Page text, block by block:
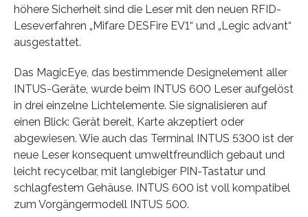
höhere Sicherheit sind die Leser mit den neuen RFID-
Leseverfahren „Mifare DESFire EV1“ und „Legic advant“
ausgestattet.
Das MagicEye, das bestimmende Designelement aller
INTUS-Geräte, wurde beim INTUS 600 Leser aufgelöst
in drei einzelne Lichtelemente. Sie signalisieren auf
einen Blick: Gerät bereit, Karte akzeptiert oder
abgewiesen. Wie auch das Terminal INTUS 5300 ist der
neue Leser konsequent umweltfreundlich gebaut und
leicht recycelbar, mit langlebiger PIN-Tastatur und
schlagfestem Gehäuse. INTUS 600 ist voll kompatibel
zum Vorgängermodell INTUS 500.